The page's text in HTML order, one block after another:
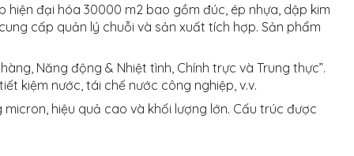
đại hóa 30000 m2 bao gồm đúc, ép nhựa, dập kim
cấp quản lý chuỗi và sản xuất tích hợp. Sản phẩm
Năng động & Nhiệt tình, Chính trực và Trung thực”.
kiệm nước, tái chế nước công nghiệp, v.v.
hiệu quả cao và khối lượng lớn. Cấu trúc được